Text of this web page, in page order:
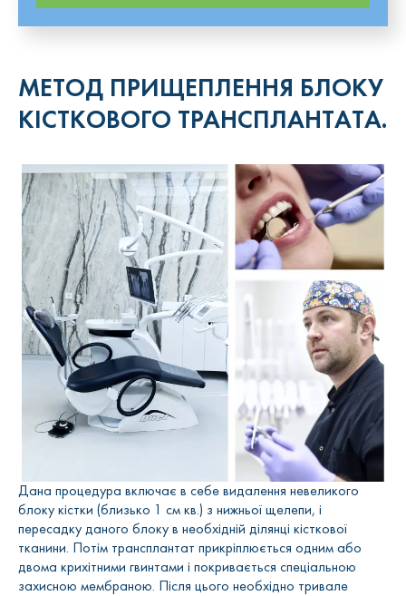
МЕТОД ПРИЩЕПЛЕННЯ БЛОКУ
КІСТКОВОГО ТРАНСПЛАНТАТА.
Дана процедура включає в себе видалення невеликого
блоку кістки (близько 1 см кв.) з нижньої щелепи, і
пересадку даного блоку в необхідній ділянці кісткової
тканини. Потім трансплантат прикріплюється одним або
двома крихітними гвинтами і покривається спеціальною
захисною мембраною. Після цього необхідно тривале